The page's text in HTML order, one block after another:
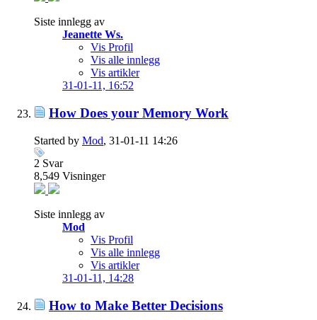
Siste innlegg av
Jeanette Ws.
Vis Profil
Vis alle innlegg
Vis artikler
31-01-11, 16:52
How Does your Memory Work
Started by Mod, 31-01-11 14:26
2 Svar
8,549 Visninger
Siste innlegg av
Mod
Vis Profil
Vis alle innlegg
Vis artikler
31-01-11, 14:28
How to Make Better Decisions